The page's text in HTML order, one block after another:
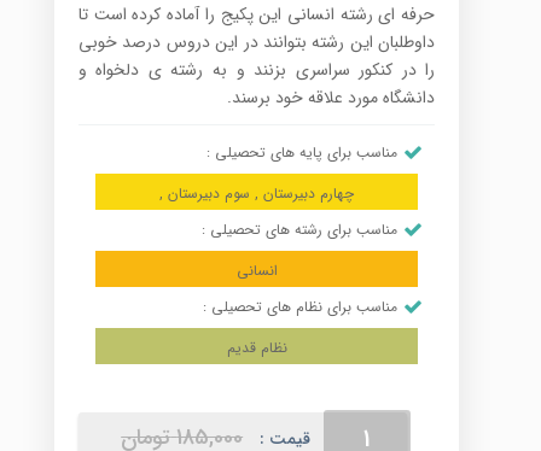
حرفه ای رشته انسانی این پکیج را آماده کرده است تا
داوطلبان این رشته بتوانند در این دروس درصد خوبی
را در کنکور سراسری بزنند و به رشته ی دلخواه و
دانشگاه مورد علاقه خود برسند.
مناسب برای پایه های تحصیلی :
چهارم دبیرستان , سوم دبیرستان ,
مناسب برای رشته های تحصیلی :
انسانی
مناسب برای نظام های تحصیلی :
نظام قدیم
قیمت : 185,000تومانقیمت